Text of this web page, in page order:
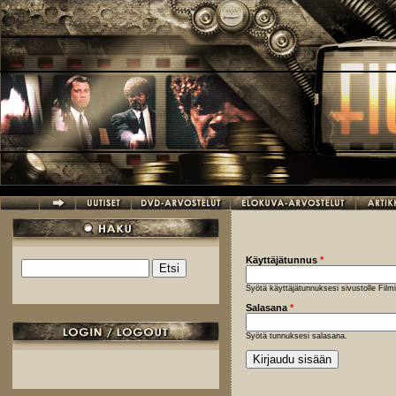
Hyppää pääsisältöön
Hakulomake
Käyttäjätunnus *
Syötä käyttäjätunnuksesi sivustolle
Salasana *
Syötä tunnuksesi salasana.